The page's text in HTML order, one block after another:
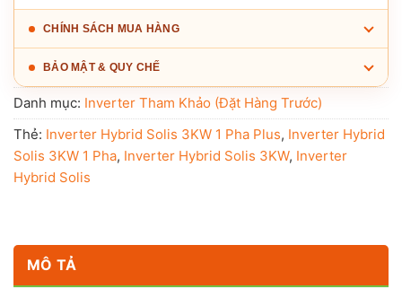
CHÍNH SÁCH MUA HÀNG
BẢO MẬT & QUY CHẾ
Danh mục: Inverter Tham Khảo (Đặt Hàng Trước)
Thẻ: Inverter Hybrid Solis 3KW 1 Pha Plus, Inverter Hybrid
Solis 3KW 1 Pha, Inverter Hybrid Solis 3KW, Inverter
Hybrid Solis
MÔ TẢ